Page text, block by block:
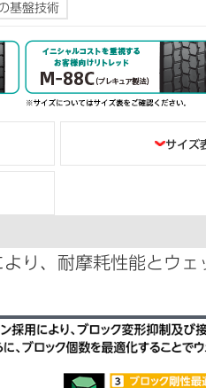
基盤技術
サイズ
り、耐摩耗性能とウェ